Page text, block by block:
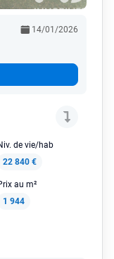
14/01/2026
de vie/hab
22 840 €
au m²
1 944